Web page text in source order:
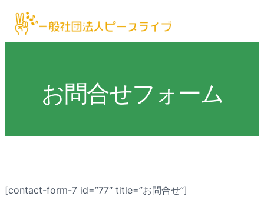
お問合せフォーム
[contact-form-7 id=”77″ title=”お問合せ”]